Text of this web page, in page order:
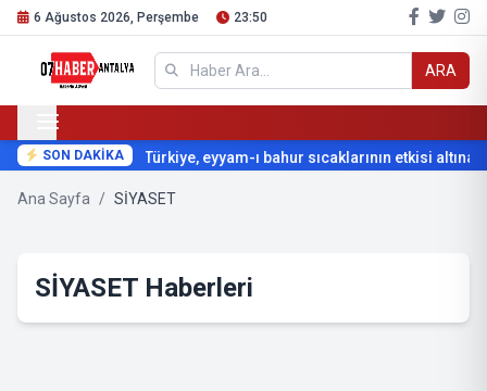
6 Ağustos 2026, Perşembe 23:50
ARA
SON DAKİKATürkiye, eyyam-ı bahur sıcaklarının etkisi altına
Ana Sayfa / SİYASET
SİYASET Haberleri